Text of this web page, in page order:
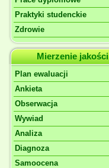
Praktyki studenckie
Zdrowie
Mierzenie jakości
Plan ewaluacji
Ankieta
Obserwacja
Wywiad
Analiza
Diagnoza
Samoocena